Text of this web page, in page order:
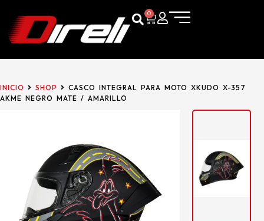
0
INICIO SHOP
CASCO INTEGRAL PARA MOTO XKUDO X-357
AKME NEGRO MATE / AMARILLO